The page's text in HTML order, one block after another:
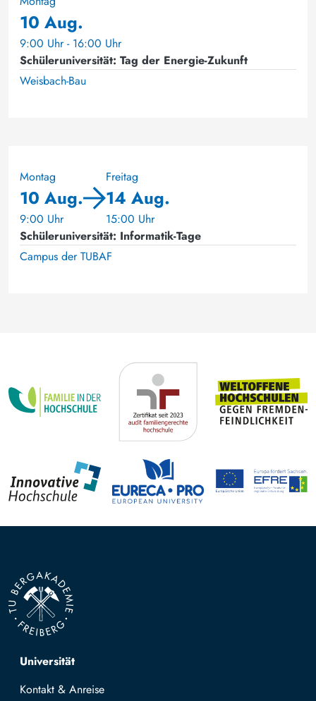
10 Aug.
9:00 Uhr - 16:00 Uhr
Schüleruniversität: Tag der Energie-Zukunft
Weisbach-Bau
Montag
10 Aug.
9:00 Uhr
Freitag
14 Aug.
15:00 Uhr
Schüleruniversität: Informatik-Tage
Campus der TUBAF
Top navigation
Universität
Kontakt & Anreise